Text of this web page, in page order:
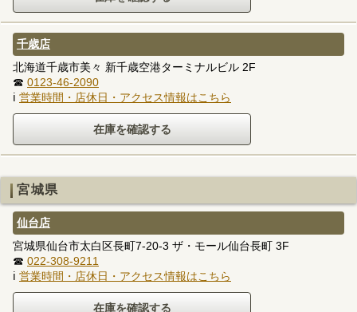
千歳店
北海道千歳市美々 新千歳空港ターミナルビル 2F
☎ 0123-46-2090
ℹ 営業時間・店休日・アクセス情報はこちら
宮城県
仙台店
宮城県仙台市太白区長町7-20-3 ザ・モール仙台長町 3F
☎ 022-308-9211
ℹ 営業時間・店休日・アクセス情報はこちら